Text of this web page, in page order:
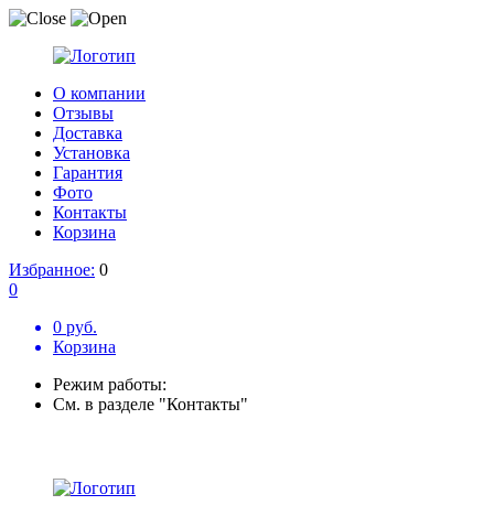
О компании
Отзывы
Доставка
Установка
Гарантия
Фото
Контакты
Корзина
Избранное: 0
0
0 руб.
Корзина
Режим работы:
См. в разделе "Контакты"